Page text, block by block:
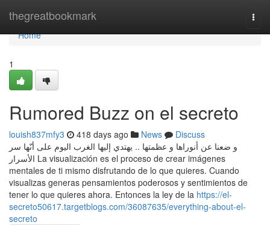
thegreatbookmark
Home
Home
1
Rumored Buzz on el secreto
louish837mfy3 418 days ago News
Discuss
و ضعنا عن أنوراها و عظمتها .. يهتدي إليها الغرب اليوم على أنّها سر
الأسرار La visualización es el proceso de crear imágenes
mentales de ti mismo disfrutando de lo que quieres. Cuando
visualizas generas pensamientos poderosos y sentimientos de
tener lo que quieres ahora. Entonces la ley de la https://el-
secreto50617.targetblogs.com/36087635/everything-about-el-
secreto